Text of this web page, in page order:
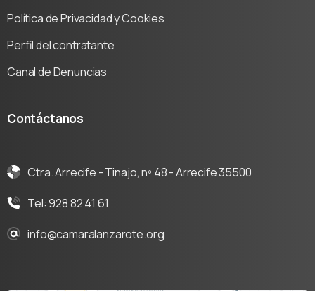
Política de Privacidad y Cookies
Perfil del contratante
Canal de Denuncias
Contáctanos
Ctra. Arrecife - Tinajo, nº 48 - Arrecife 35500
Tel: 928 82 41 61
info@camaralanzarote.org